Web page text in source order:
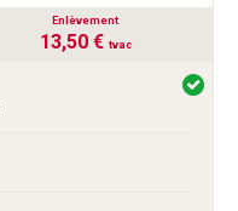
Enlèvement
13,50 € tvac